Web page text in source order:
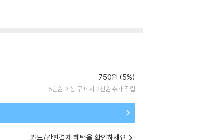
750원 (5%)
5만원 이상 구매 시 2천원 추가 적립
카드/간편결제 혜택을 확인하세요